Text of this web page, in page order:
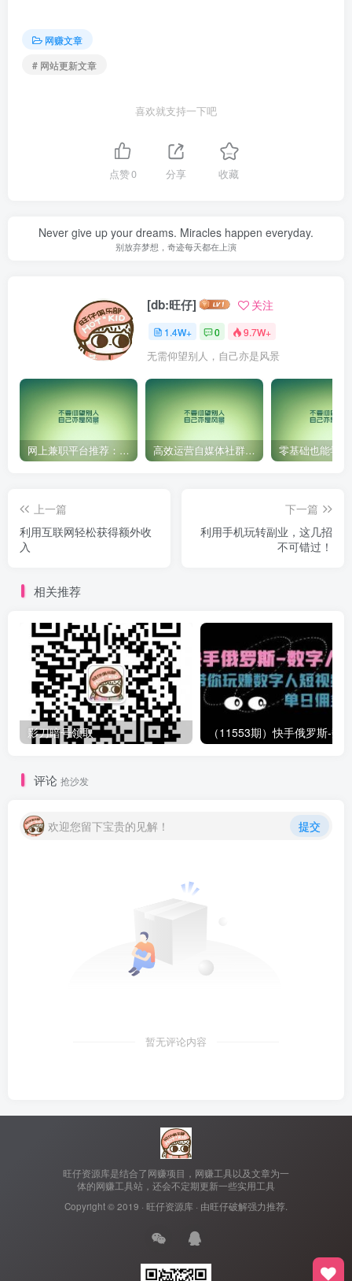
网赚文章
# 网站更新文章
喜欢就支持一下吧
点赞0 分享 收藏
Never give up your dreams. Miracles happen everyday.
别放弃梦想，奇迹每天都在上演
[db:旺仔] 关注
1.4W+ 0 9.7W+
无需仰望别人，自己亦是风景
网上兼职平台推荐：国外网赚任务！ 高效运营自媒体社群，让内容更有价值！
上一篇
利用互联网轻松获得额外收
入
下一篇
利用手机玩转副业，这几招
不可错过！
相关推荐
影刀暗号领取
评论 抢沙发
欢迎您留下宝贵的见解！ 提交
暂无评论内容
旺仔资源库是结合了网赚项目，网赚工具以及文章为一
体的网赚工具站，还会不定期更新一些实用工具
Copyright © 2019 · 旺仔资源库 · 由旺仔破解强力推荐.